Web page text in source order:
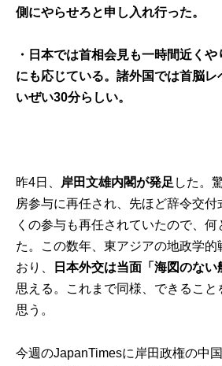
側にやらせろと申し入れ行った。
・日本では首相会見も一時間近く
にも応じている。諸外国では首脳
いぜい30分らしい。
昨4日、 岸田文雄内閣が発足した。
房参与に再任され、先ほど辞令交付
くの参与も再任されていたので、何
た。この数年、東アジアの地政学的
おり、
日本外交は当面「海図のない
思える。これまで同様、できること
思う。
今週のJapanTimesに岸田政権の中